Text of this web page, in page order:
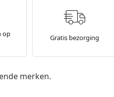
op
Gratis bezorging
merken.